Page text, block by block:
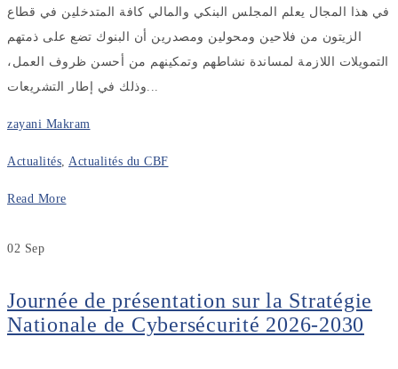
في هذا المجال يعلم المجلس البنكي والمالي كافة المتدخلين في قطاع
الزيتون من فلاحين ومحولين ومصدرين أن البنوك تضع على ذمتهم
التمويلات اللازمة لمساندة نشاطهم وتمكينهم من أحسن ظروف العمل،
zayani Makram
Actualités Actualités du CBF
Read More
02 Sep
Journée de présentation sur la Stratégie
Nationale de Cybersécurité 2026-2030